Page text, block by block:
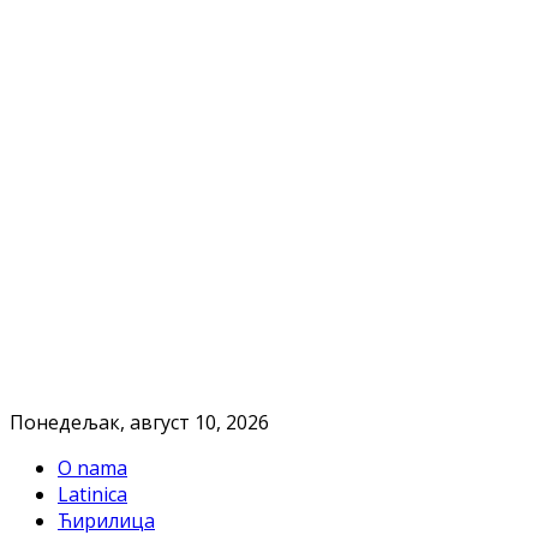
Понедељак, август 10, 2026
O nama
Latinica
Ћирилица